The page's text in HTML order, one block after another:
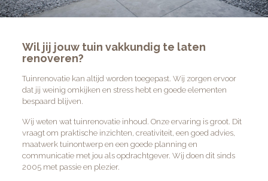
Wil jij jouw tuin vakkundig te laten
renoveren?
Tuinrenovatie kan altijd worden toegepast. Wij zorgen ervoor
dat jij weinig omkijken en stress hebt en goede elementen
bespaard blijven.
Wij weten wat tuinrenovatie inhoud. Onze ervaring is groot. Dit
vraagt om praktische inzichten, creativiteit, een goed advies,
maatwerk tuinontwerp en een goede planning en
communicatie met jou als opdrachtgever. Wij doen dit sinds
2005 met passie en plezier.